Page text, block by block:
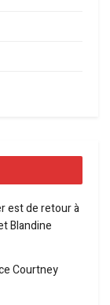
est de retour à
Blandine
Courtney